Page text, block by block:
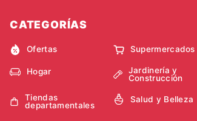
CATEGORÍAS
Ofertas Supermercados
Hogar
Jardinería y
Construcción
Tiendas
departamentales
Salud y Belleza